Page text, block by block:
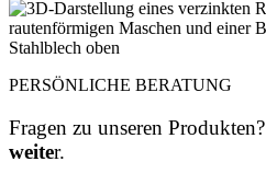
PERSÖNLICHE BERATUNG
Fragen zu unseren Produkten?
weiter.